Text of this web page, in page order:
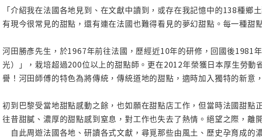
「介紹我在法國各地見到、在文獻中讀到，或存在我記憶中的138種鄉土
有現今很常見的甜點，還有連在法國也難得看見的夢幻甜點。每一種甜
河田勝彥先生，於1967年前往法國，歷經近10年的研修，回國後
光）」，栽培超過200位以上的甜點師。更在2012年榮獲日本厚生勞
譽！河田師傅的特色為將傳統，傳統道地的甜點，適時加入獨特的新意
初到巴黎受當地甜點感動之餘，也如願在甜點店工作，但當時法國甜
往昔甜膩、濃厚的甜點感到窒息，對工作也失去了熱情。絕望之際，離
自此周遊法國各地、研讀各式文獻，尋覓那些由風土、歷史孕育成的